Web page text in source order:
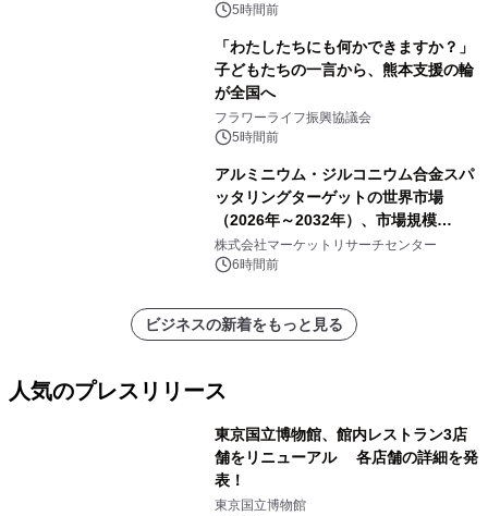
5時間前
「わたしたちにも何かできますか？」
子どもたちの一言から、熊本支援の輪
が全国へ
フラワーライフ振興協議会
5時間前
アルミニウム・ジルコニウム合金スパ
ッタリングターゲットの世界市場
（2026年～2032年）、市場規模
（0.995、0.999、その他）・分析レポ
ートを発表
株式会社マーケットリサーチセンター
6時間前
ビジネスの新着をもっと見る
人気のプレスリリース
東京国立博物館、館内レストラン3店
舗をリニューアル 各店舗の詳細を発
表！
東京国立博物館